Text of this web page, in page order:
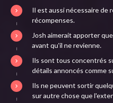
Il est aussi nécessaire de
récompenses.
Josh aimerait apporter
avant qu'il ne revienne.
Ils sont tous concentrés
détails annoncés comme
Ils ne peuvent sortir
sur autre chose que